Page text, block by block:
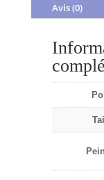
Avis (0)